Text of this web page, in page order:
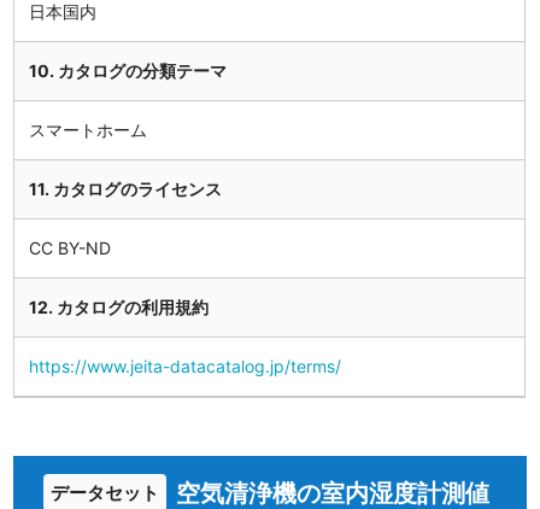
日本国内
10. カタログの分類テーマ
スマートホーム
11. カタログのライセンス
CC BY-ND
12. カタログの利用規約
https://www.jeita-datacatalog.jp/terms/
データセット 空気清浄機の室内湿度計測値